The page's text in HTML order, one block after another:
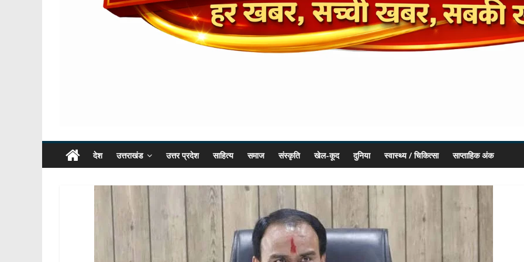
देश उत्तराखंड उत्तर प्रदेश साहित्य समाज संस्कृति खेल-कूद दुनिया स्वास्थ्य / चिकित्सा साप्ताहिक अंक